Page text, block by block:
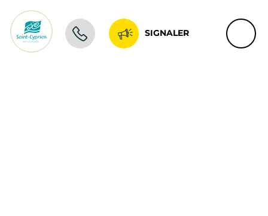
SIGNALER